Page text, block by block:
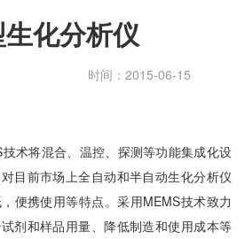
化分析仪
时间：2015-06-15
技术将混合、温控、探测等功能集成化设
目前市场上全自动和半自动生化分析仪
便携使用等特点。采用MEMS技术致力
剂和样品用量、降低制造和使用成本等